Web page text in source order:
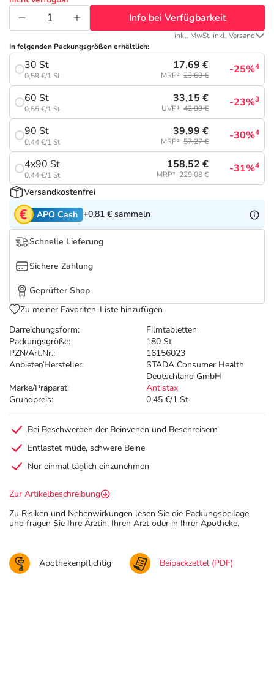
Vitamine & Mineralstoffe
Marken
Darreichungsform:
Filmtabletten
Packungsgröße:
180 St
PZN/Art.Nr.:
16156023
Anbieter/Hersteller:
STADA Consumer Health
Deutschland GmbH
Marke/Präparat:
Antistax
Grundpreis:
0,45 €/1 St
Info bei Verfügbarkeit
inkl. MwSt. inkl. Versand
In folgenden Packungsgrößen erhältlich:
30 St
0,59 €/1 St
17,69 €
MRP² 23,60 € -25%4
60 St
0,55 €/1 St
33,15 €
UVP¹ 42,99 € -23%3
90 St
0,44 €/1 St
39,99 €
MRP² 57,27 € -30%4
4x90 St
0,44 €/1 St
158,52 €
MRP² 229,08 € -31%4
Versandkostenfrei
APO Cash +0,81 € sammeln
Schnelle Lieferung
Sichere Zahlung
Geprüfter Shop
Zu meiner Favoriten-Liste hinzufügen
Bei Beschwerden der Beinvenen und Besenreisern
Entlastet müde, schwere Beine
Nur einmal täglich einzunehmen
Zur Artikelbeschreibung
Zu Risiken und Nebenwirkungen lesen Sie die Packungsbeilage
und fragen Sie Ihre Ärztin, Ihren Arzt oder in Ihrer Apotheke.
Apothekenpflichtig Beipackzettel (PDF)